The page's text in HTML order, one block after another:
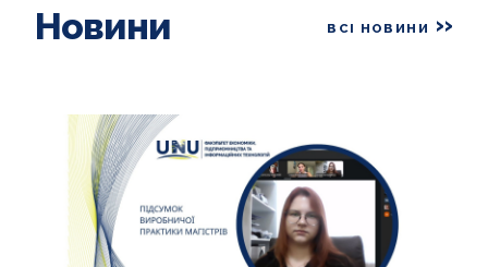
НАУКА ТА ІННОВАЦІЇ
АКРЕДИТАЦІЯ
Новини ВСІ НОВИНИ